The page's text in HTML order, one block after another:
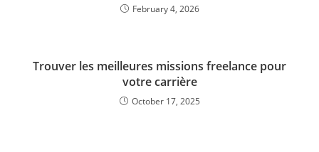
February 4, 2026
Trouver les meilleures missions freelance pour
votre carrière
October 17, 2025